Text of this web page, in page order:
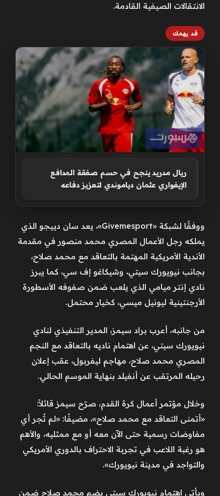
الانتقالات الصيفية القادمة.
قد يهمك
ريال مدريد ينجح في حسم صفقة المدافع
الإيفواري عثمان دياموندي لتعزيز دفاعه
ووفقًا لشبكة «Givemesport»، يعد سان دييجو الذي
يملكه رجل الأعمال المصري محمد منصور في مقدمة
الأندية الأمريكية المهتمة بالتعاقد مع محمد صلاح،
بجانب نيويورك سيتي، وشيكاغو إف سي، كما يبرز
نادي إنتر ميامي الذي يلعب ضمن صفوفه الأسطورة
الأرجنتينية ليونيل ميسي، كخيار محتمل.
من جانبه، أعرب براد سيمز، المدير التنفيذي لنادي
نيويورك سيتي، عن اهتمام ناديه بالتعاقد مع النجم
المصري محمد صلاح، مهاجم ليفربول، عقب إعلان
رحيله المرتقب عن أنفيلد بنهاية الموسم الحالي.
وخلال مؤتمر أعمال كرة القدم، صرّح سيمز قائلاً:
«أتمنى التعاقد مع محمد صلاح»، مضيفًا: «لم تُجر أي
مفاوضات رسمية حتى الآن معه أو مع ممثليه، والأهم
هو رغبة اللاعب في تجربة الاحتراف بالدوري الأمريكي
والتواجد في مدينة نيويورك».
ويأتي اهتمام نيويورك سيتي بضم محمد صلاح ضمن